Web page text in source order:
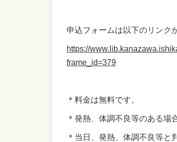
申込フォームは以下のリ
https://
frame_id=379
＊料金は無料です。
＊発熱、体調不良等のある場
＊当日、発熱、体調不良等と